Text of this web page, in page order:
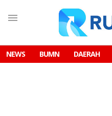
NEWS BUMN DAERAH